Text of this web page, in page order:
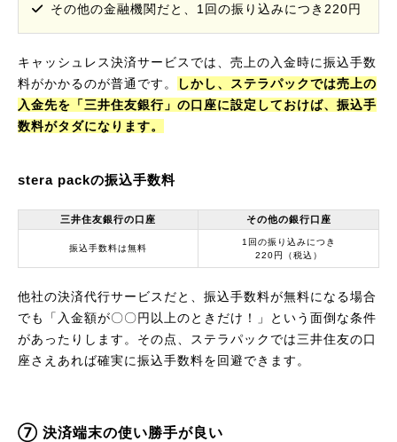
その他の金融機関だと、1回の振り込みにつき220円
キャッシュレス決済サービスでは、売上の入金時に振込手数
料がかかるのが普通です。
しかし、ステラパックでは売上の
入金先を「三井住友銀行」の口座に設定しておけば、振込手
数料がタダになります。
stera packの振込手数料
三井住友銀行の口座 その他の銀行口座
振込手数料は無料
1回の振り込みにつき
220円（税込）
他社の決済代行サービスだと、振込手数料が無料になる場合
でも「入金額が〇〇円以上のときだけ！」という面倒な条件
があったりします。その点、ステラパックでは三井住友の口
座さえあれば確実に振込手数料を回避できます。
⑦ 決済端末の使い勝手が良い